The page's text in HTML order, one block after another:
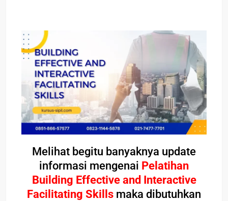
Melihat begitu banyaknya update
informasi mengenai Pelatihan
Building Effective and Interactive
Facilitating Skills maka dibutuhkan